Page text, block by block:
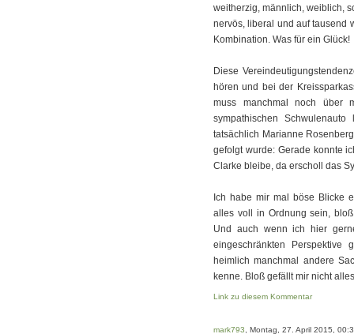
weitherzig, männlich, weiblich,
nervös, liberal und auf tausend
Kombination. Was für ein Glück!
Diese
hören und bei der
muss manchmal noch über
sympathischen
tatsächlich Marianne
gefolgt wurde: Gerade konnte
Clarke bleibe, da erscholl das
Ich habe mir mal böse Blicke
alles voll in Ordnung sein,
Und auch wenn ich hier
eingeschränkten
heimlich manchmal andere
kenne. Bloß gefällt mir nicht
Link zu diesem Kommentar
mark793 , Montag, 27. April 2015,